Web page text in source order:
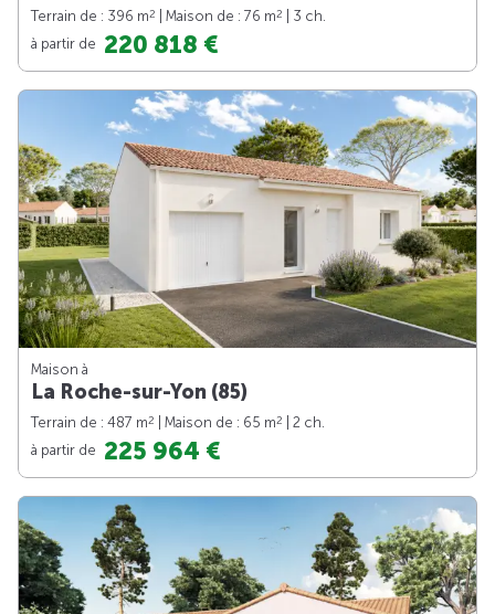
Terrain de : 396 m2 | Maison de : 76 m2
| 3 ch.
à partir de 220 818 €
Maison à
La Roche-sur-Yon (85)
Terrain de : 487 m2 | Maison de : 65 m2
| 2 ch.
à partir de 225 964 €